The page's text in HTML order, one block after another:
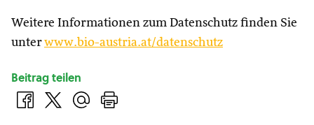
Weitere Informationen zum Datenschutz finden Sie
unterwww.bio-austria.at/datenschutz
Beitrag teilen